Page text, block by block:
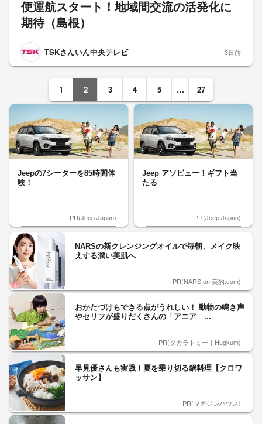
便運航スタート！地域間交流の活発化に
期待（島根）
TSKさんいん中央テレビ 3日前
1 2 3 4 5 … 27
Jeepの7シーターを85時間体
験！
PR(Jeep Japan)
Jeep アソビュー！ギフト当
たる
PR(Jeep Japan)
NARSの新クレンジングオイルで毎朝、メイク映
えする潤い美肌へ
PR(NARS on 美的.com)
おかたづけもできる点がうれしい！ 動物の鳴き声
やセリフが盛りだくさんの「アニア ...
PR(タカラトミー｜Hugkum)
早見優さんも実践！夏を乗り切る鍋料理【クロワ
ッサン】
PR(マガジンハウス)